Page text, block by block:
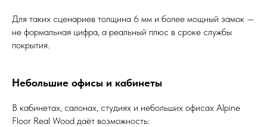
Для таких сценариев толщина 6 мм и более мощный замок —
не формальная цифра, а реальный плюс в сроке службы
покрытия.
Небольшие офисы и кабинеты
В кабинетах, салонах, студиях и небольших офисах Alpine
Floor Real Wood даёт возможность: